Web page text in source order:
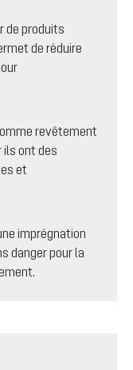
de produits
de réduire
revêtement
ils ont des
et
imprégnation
danger pour la